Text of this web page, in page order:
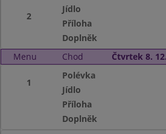
2
Jídlo
Příloha
Doplněk
Menu
Chod Čtvrtek 8.
1
Polévka
Jídlo
Příloha
Doplněk